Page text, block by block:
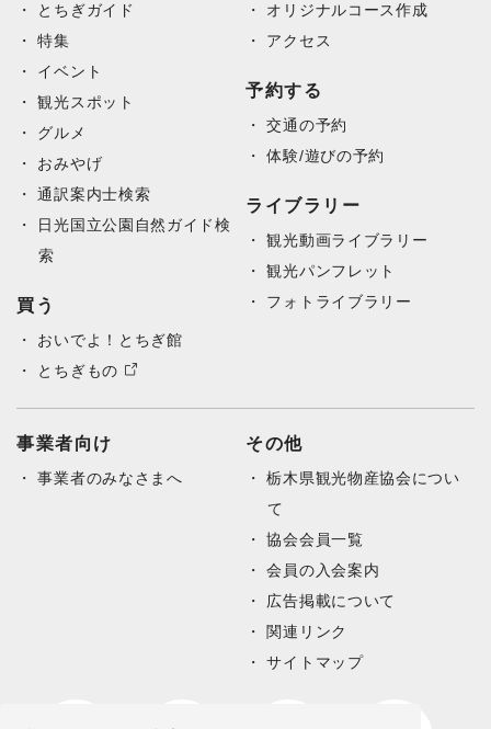
とちぎガイド
特集
イベント
観光スポット
グルメ
おみやげ
通訳案内士検索
日光国立公園自然ガイド検
索
買う
おいでよ！とちぎ館
とちぎもの
オリジナルコース作成
アクセス
予約する
交通の予約
体験/遊びの予約
ライブラリー
観光動画ライブラリー
観光パンフレット
フォトライブラリー
事業者向け
事業者のみなさまへ
その他
栃木県観光物産協会につい
て
協会会員一覧
会員の入会案内
広告掲載について
関連リンク
サイトマップ